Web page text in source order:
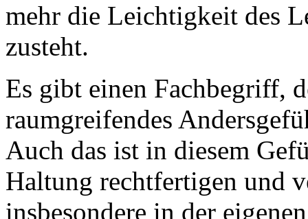
mehr die Leichtigkeit des
zusteht.
Es gibt einen Fachbegriff,
raumgreifendes
Auch das ist in diesem
Haltung rechtfertigen und
insbesondere in der